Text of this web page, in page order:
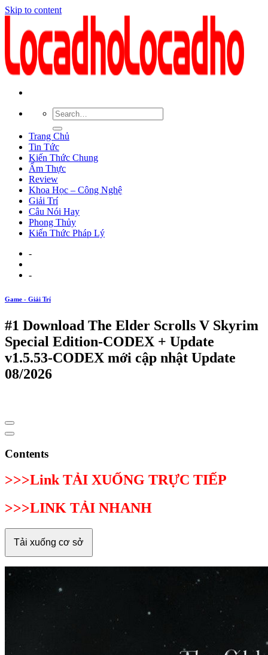
Skip to content
Trang Chủ
Tin Tức
Kiến Thức Chung
Ẩm Thực
Review
Khoa Học – Công Nghệ
Giải Trí
Câu Nói Hay
Phong Thủy
Kiến Thức Pháp Lý
-
-
Game - Giải Trí
#1 Download The Elder Scrolls V Skyrim
Special Edition-CODEX + Update
v1.5.53-CODEX mới cập nhật Update
08/2026
Contents
>>>Link TẢI XUỐNG TRỰC TIẾP
>>>LINK TẢI NHANH
Tải xuống cơ sở